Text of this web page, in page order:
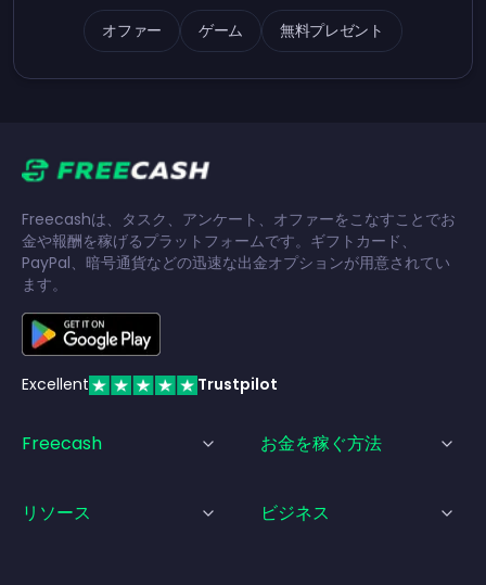
オファー ゲーム 無料プレゼント
Freecashは、タスク、アンケート、オファーをこなすことでお
金や報酬を稼げるプラットフォームです。ギフトカード、
PayPal、暗号通貨などの迅速な出金オプションが用意されてい
ます。
Excellent Trustpilot
Freecash お金を稼ぐ方法
リソース ビジネス